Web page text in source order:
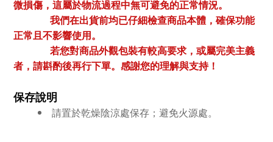
微損傷，這屬於物流過程中無可避免的正常情況。
我們在出貨前均已仔細檢查商品本體，確保功能
正常且不影響使用。
若您對商品外觀包裝有較高要求，或屬完美主義
者，請斟酌後再行下單。感謝您的理解與支持！
保存說明
請置於乾燥陰涼處保存；避免火源處。